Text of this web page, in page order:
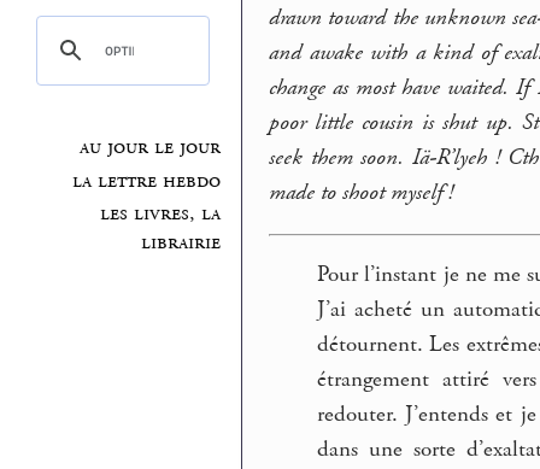
au jour le jour
la lettre hebdo
les livres, la
librairie
drawn toward the unknown
and awake with a kind of
change as most have waited.
poor little cousin is shut up.
seek them soon. Iä-R’lyeh !
made to shoot myself !
Pour l’instant je ne me
J’ai acheté un
détournent. Les
étrangement attiré
redouter. J’entends et
dans une sorte